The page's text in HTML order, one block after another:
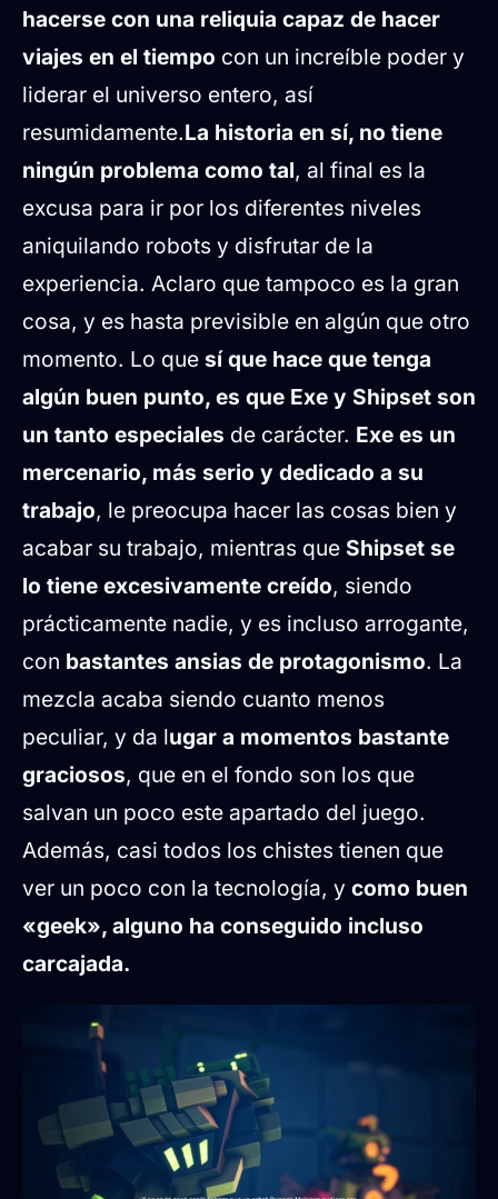
hacerse con una reliquia capaz de hacer
viajes en el tiempo con un increíble poder y
liderar el universo entero, así
resumidamente.La historia en sí, no tiene
ningún problema como tal, al final es la
excusa para ir por los diferentes niveles
aniquilando robots y disfrutar de la
experiencia. Aclaro que tampoco es la gran
cosa, y es hasta previsible en algún que otro
momento. Lo que sí que hace que tenga
algún buen punto, es que Exe y Shipset son
un tanto especiales de carácter. Exe es un
mercenario, más serio y dedicado a su
trabajo, le preocupa hacer las cosas bien y
acabar su trabajo, mientras que Shipset se
lo tiene excesivamente creído, siendo
prácticamente nadie, y es incluso arrogante,
con bastantes ansias de protagonismo. La
mezcla acaba siendo cuanto menos
peculiar, y da lugar a momentos bastante
graciosos, que en el fondo son los que
salvan un poco este apartado del juego.
Además, casi todos los chistes tienen que
ver un poco con la tecnología, y como buen
«geek», alguno ha conseguido incluso
carcajada.